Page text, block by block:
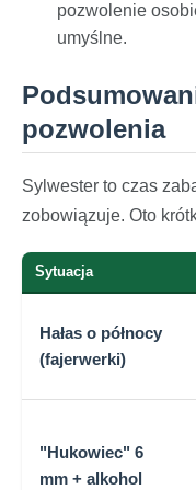
pozwolenie
umyślne.
pozwolenia
Sylwester to czas
zobowiązuje. Oto
Sytuacja
Hałas o północy
(fajerwerki)
"Hukowiec" 6
mm + alkohol